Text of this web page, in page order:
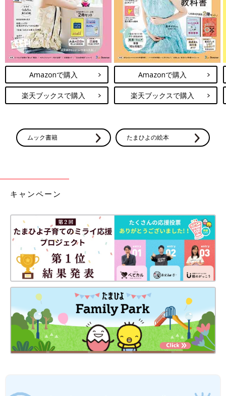
Amazonで購入
楽天ブックスで購入
Amazonで購入
楽天ブックスで購入
ムック書籍 たまひよの絵本
キャンペーン